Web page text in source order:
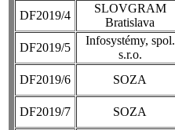
DF2019/4
SLOVGRAM
Bratislava
DF2019/5
Infosystémy, spol.
s.r.o.
DF2019/6 SOZA
DF2019/7 SOZA